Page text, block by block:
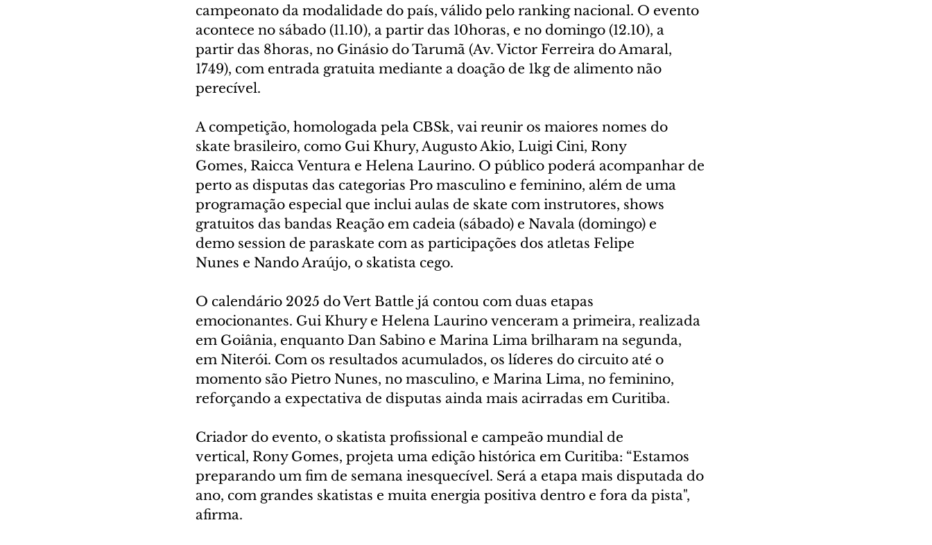
campeonato da modalidade do país, válido pelo ranking nacional. O evento
acontece no sábado (11.10), a partir das 10horas, e no domingo (12.10), a
partir das 8horas, no Ginásio do Tarumã (Av. Victor Ferreira do Amaral,
1749), com entrada gratuita mediante a doação de 1kg de alimento não
perecível.
A competição, homologada pela CBSk, vai reunir os maiores nomes do
skate brasileiro, como Gui Khury, Augusto Akio, Luigi Cini, Rony
Gomes, Raicca Ventura e Helena Laurino. O público poderá acompanhar de
perto as disputas das categorias Pro masculino e feminino, além de uma
programação especial que inclui aulas de skate com instrutores, shows
gratuitos das bandas Reação em cadeia (sábado) e Navala (domingo) e
demo session de paraskate com as participações dos atletas Felipe
Nunes e Nando Araújo, o skatista cego.
O calendário 2025 do Vert Battle já contou com duas etapas
emocionantes. Gui Khury e Helena Laurino venceram a primeira, realizada
em Goiânia, enquanto Dan Sabino e Marina Lima brilharam na segunda,
em Niterói. Com os resultados acumulados, os líderes do circuito até o
momento são Pietro Nunes, no masculino, e Marina Lima, no feminino,
reforçando a expectativa de disputas ainda mais acirradas em Curitiba.
Criador do evento, o skatista profissional e campeão mundial de
vertical, Rony Gomes, projeta uma edição histórica em Curitiba: “Estamos
preparando um fim de semana inesquecível. Será a etapa mais disputada do
ano, com grandes skatistas e muita energia positiva dentro e fora da pista",
afirma.